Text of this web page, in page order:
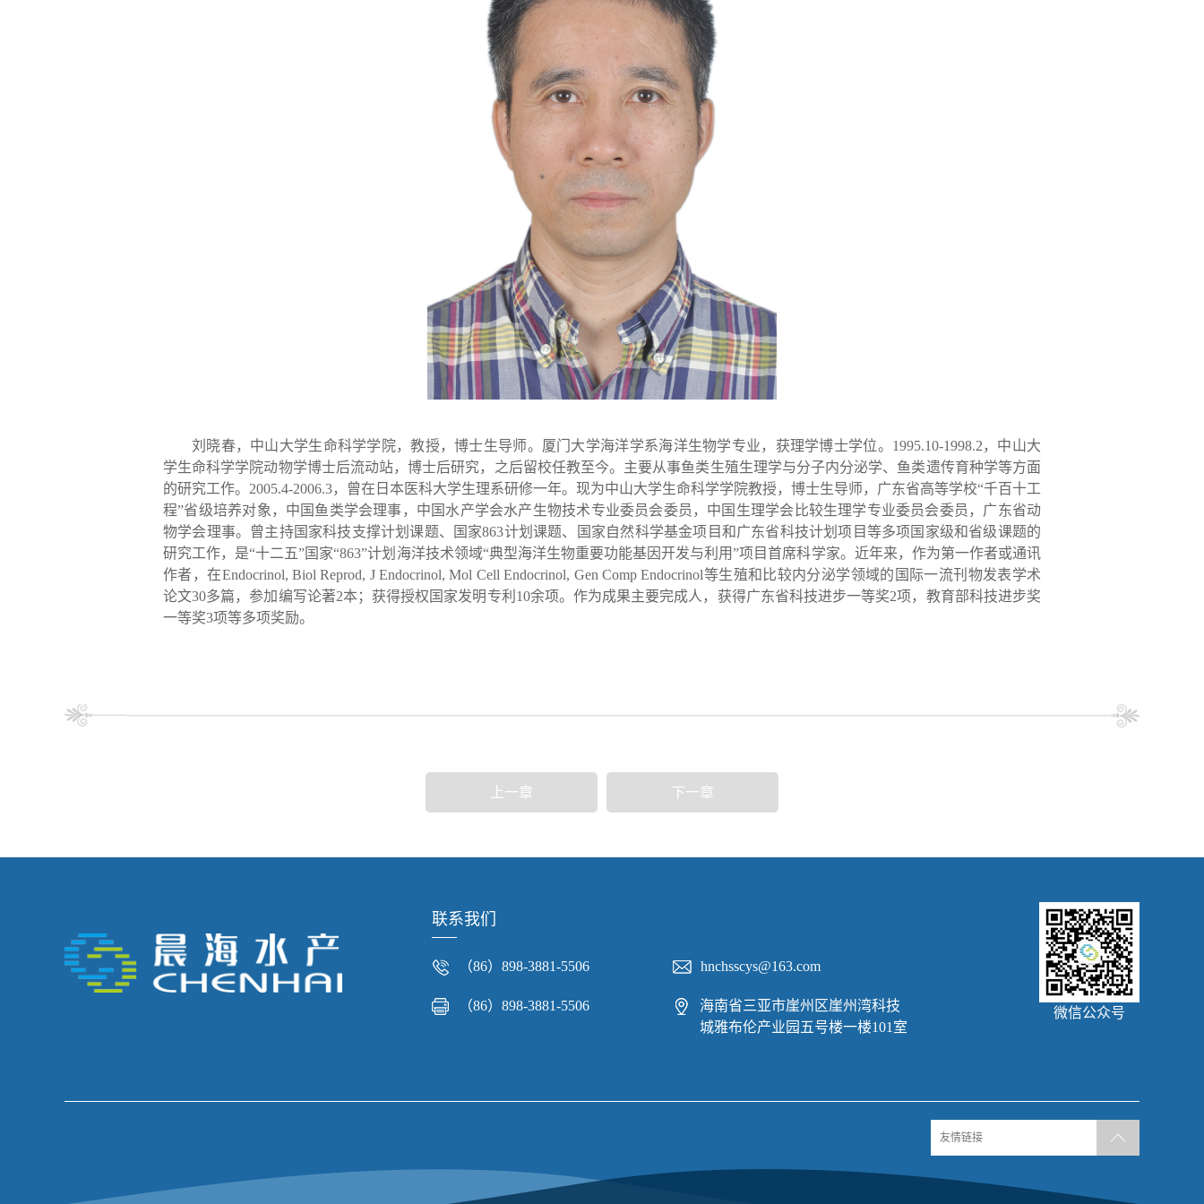
刘晓春，中山大学生命科学学院，教授，博士生导师。厦门大学海洋学系海洋生物学专业，获理学博士学位。1995.10-1998.2，中山大
学生命科学学院动物学博士后流动站，博士后研究，之后留校任教至今。主要从事鱼类生殖生理学与分子内分泌学、鱼类遗传育种学等方面
的研究工作。2005.4-2006.3，曾在日本医科大学生理系研修一年。现为中山大学生命科学学院教授，博士生导师，广东省高等学校“千百十工
程”省级培养对象，中国鱼类学会理事，中国水产学会水产生物技术专业委员会委员，中国生理学会比较生理学专业委员会委员，广东省动
物学会理事。曾主持国家科技支撑计划课题、国家863计划课题、国家自然科学基金项目和广东省科技计划项目等多项国家级和省级课题的
研究工作，是“十二五”国家“863”计划海洋技术领域“典型海洋生物重要功能基因开发与利用”项目首席科学家。近年来，作为第一作者或通讯
作者，在Endocrinol, Biol Reprod, J Endocrinol,Mol Cell Endocrinol, Gen Comp Endocrinol等生殖和比较内分泌学领域的国际一流刊物发表学术
论文30多篇，参加编写论著2本；获得授权国家发明专利10余项。作为成果主要完成人，获得广东省科技进步一等奖2项，教育部科技进步奖
一等奖3项等多项奖励。
上一章 下一章
联系我们
（86）898-3881-5506 hnchsscys@163.com
（86）898-3881-5506
海南省三亚市崖州区崖州湾科技
城雅布伦产业园五号楼一楼101室
微信公众号